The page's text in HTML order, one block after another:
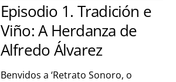
Episodio 1. Tradición e
Viño: A Herdanza de
Alfredo Álvarez
Benvidos a ‘Retrato Sonoro, o